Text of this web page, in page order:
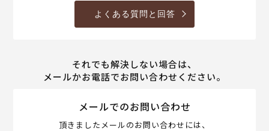
よくある質問と回答
それでも解決しない場合は、
メールかお電話でお問い合わせください。
メールでのお問い合わせ
頂きましたメールのお問い合わせには、